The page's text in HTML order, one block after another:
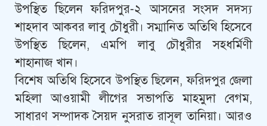
উপস্থিত ছিলেন ফরিদপুর-২ আসনের সংসদ সদস্য
শাহদাব আকবর লাবু চৌধুরী। সম্মা‌নিত অ‌তি‌থি হি‌সে‌বে
উপ‌স্থিত ছি‌লেন, এম‌পি লাবু চৌধুরীর সহধর্মিণী
শাহানাজ খান।
‌বি‌শেষ অ‌তি‌থি হি‌সে‌বে উপ‌স্থিত ছি‌লেন, ফরিদপুর জেলা
মহিলা আওয়ামী লীগের সভাপতি মাহমুদা বেগম,
সাধারণ সম্পাদক সৈয়দ নুসরাত রাসূল তানিয়া। আরও